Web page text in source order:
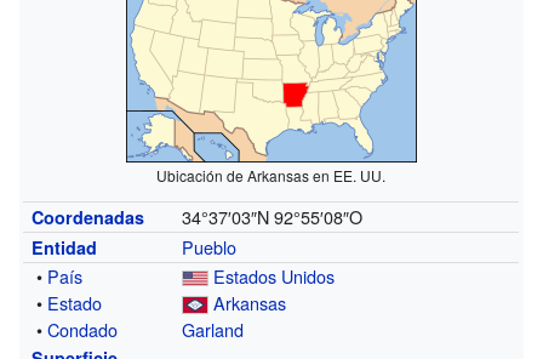
Ubicación de Arkansas en EE. UU.
Coordenadas 34°37′03″N 92°55′08″O
Entidad
Pueblo
• País
Estados Unidos
• Estado
Arkansas
•Condado Garland